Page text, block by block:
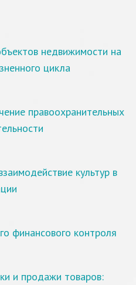
недвижимости на
цикла
правоохранительных
культур в
финансового контроля
и продажи товаров: